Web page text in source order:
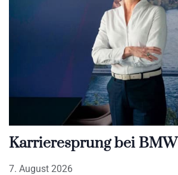
Karrieresprung bei BMW
7. August 2026